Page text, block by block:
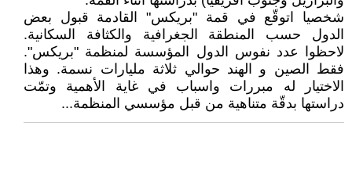
شخصيا اتوقّع في قمة "بريكس" القادمة قبول بعض
الدول حسب المنطقة الجغرافية والكثافة السكانية.
لاحظوا عدد نفوس الدول المؤسسة لمنظمة "بريكس".
فقط الصين و الهند حوالي ثلاثة مليارات نسمة. وهذا
الاختيار له مبررات واسباب في غاية الأهمية وتمّت
دراستها بدقّة متناهية من قبل مؤسسي المنظمة...